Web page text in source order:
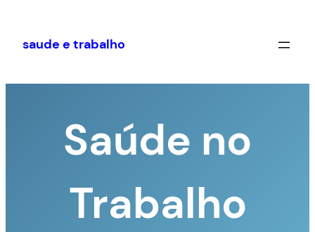
saude e trabalho
Saúde no
Trabalho